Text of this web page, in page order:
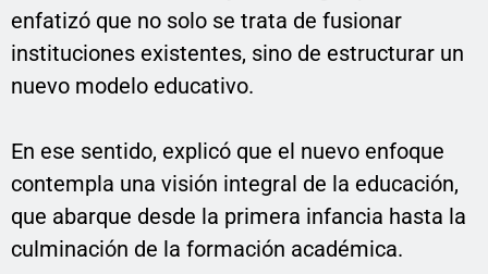
enfatizó que no solo se trata de fusionar
instituciones existentes, sino de estructurar un
nuevo modelo educativo.
En ese sentido, explicó que el nuevo enfoque
contempla una visión integral de la educación,
que abarque desde la primera infancia hasta la
culminación de la formación académica.